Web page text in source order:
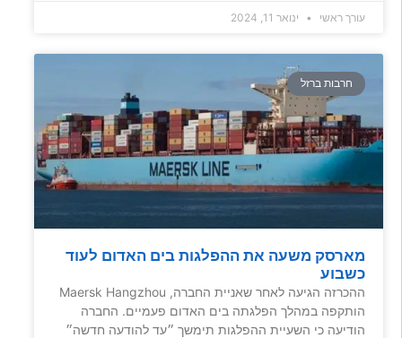
עורך ראשי
ינואר 11, 2024
חרבות ברזל
מארסק משעה את ההפלגות בים האדום לעוד
כשבוע
ההכרזה הגיעה לאחר שאניית החברה, Maersk Hangzhou
הותקפה במהלך הפלגתה בים האדום פעמיים. החברה
הודיעה כי השעיית ההפלגות תימשך ״עד להודעה חדשה״